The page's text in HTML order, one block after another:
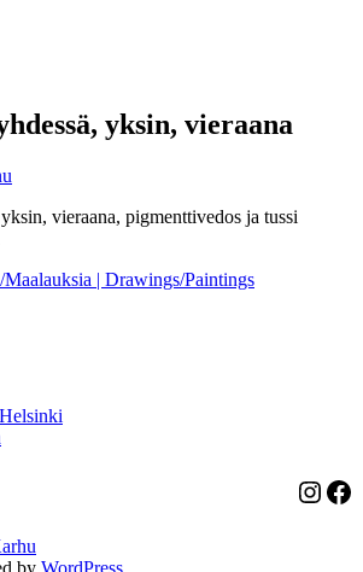
yksin, vieraana
vieraana, pigmenttivedos ja tussi
| Drawings/Paintings
by WordPress.